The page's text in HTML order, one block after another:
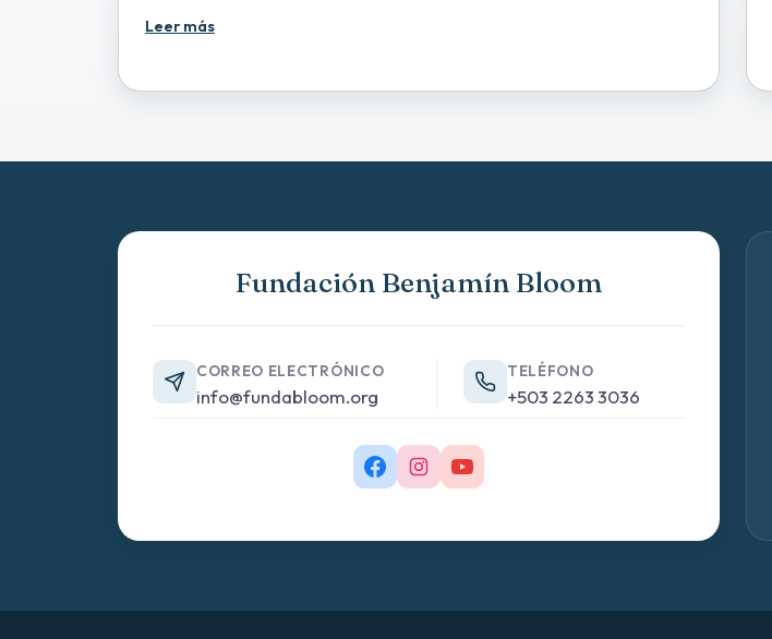
Leer más
Contacto
Fundación Benjamín Bloom
CORREO ELECTRÓNICO
info@fundabloom.org
TELÉFONO
+503 2263 3036